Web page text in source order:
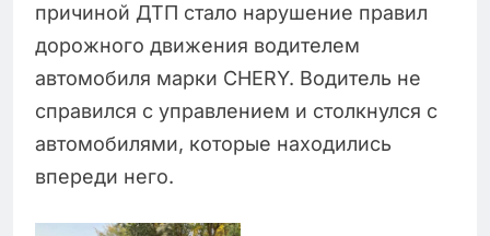
причиной ДТП стало нарушение правил
дорожного движения водителем
автомобиля марки CHERY. Водитель не
справился с управлением и столкнулся с
автомобилями, которые находились
впереди него.